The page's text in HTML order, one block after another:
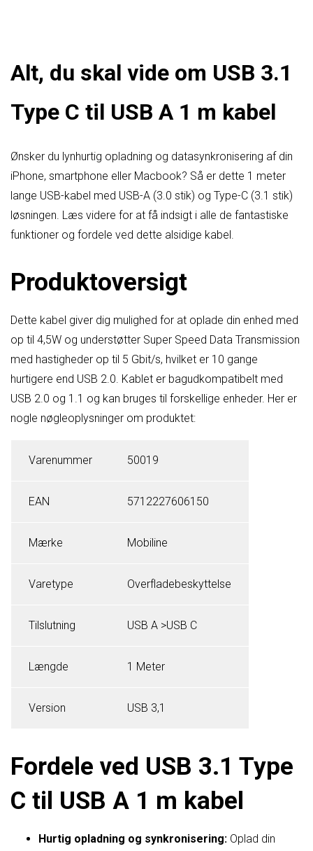
Alt, du skal vide om USB 3.1
Type C til USB A 1 m kabel
Ønsker du lynhurtig opladning og datasynkronisering af din
iPhone, smartphone eller Macbook? Så er dette 1 meter
lange USB-kabel med USB-A (3.0 stik) og Type-C (3.1 stik)
løsningen. Læs videre for at få indsigt i alle de fantastiske
funktioner og fordele ved dette alsidige kabel.
Produktoversigt
Dette kabel giver dig mulighed for at oplade din enhed med
op til 4,5W og understøtter Super Speed Data Transmission
med hastigheder op til 5 Gbit/s, hvilket er 10 gange
hurtigere end USB 2.0. Kablet er bagudkompatibelt med
USB 2.0 og 1.1 og kan bruges til forskellige enheder. Her er
nogle nøgleoplysninger om produktet:
Varenummer 50019
EAN 5712227606150
Mærke Mobiline
Varetype Overfladebeskyttelse
Tilslutning USB A >USB C
Længde 1 Meter
Version USB 3,1
Fordele ved USB 3.1 Type
C til USB A 1 m kabel
Hurtig opladning og synkronisering: Oplad din